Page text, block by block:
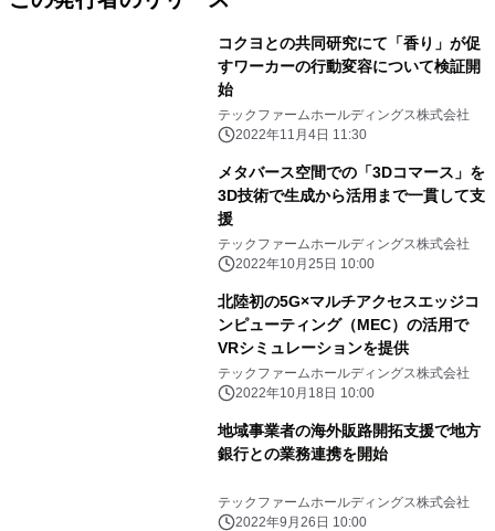
コクヨとの共同研究にて「香り」が促
すワーカーの行動変容について検証開
始
テックファームホールディングス株式会社
2022年11月4日 11:30
メタバース空間での「3Dコマース」を
3D技術で生成から活用まで一貫して支
援
テックファームホールディングス株式会社
2022年10月25日 10:00
北陸初の5G×マルチアクセスエッジコ
ンピューティング（MEC）の活用で
VRシミュレーションを提供
テックファームホールディングス株式会社
2022年10月18日 10:00
地域事業者の海外販路開拓支援で地方
銀行との業務連携を開始
テックファームホールディングス株式会社
2022年9月26日 10:00